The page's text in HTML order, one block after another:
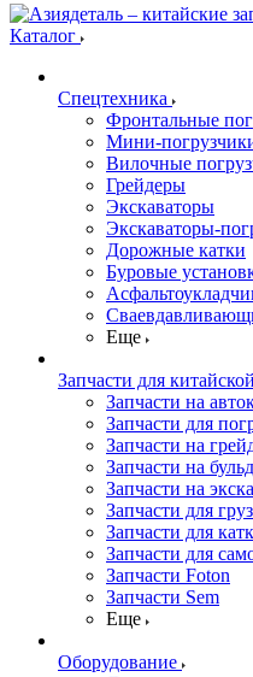
Каталог
Спецтехника
Фронтальные
Мини-
Вилочные
Грейдеры
Экскаваторы
Экскаваторы-
Дорожные катки
Буровые
Еще
Запчасти для
Запчасти на
Запчасти для
Запчасти на
Запчасти на
Запчасти на
Запчасти для
Запчасти для
Запчасти для
Запчасти Foton
Запчасти Sem
Еще
Оборудование